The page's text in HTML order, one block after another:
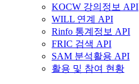
KOCW 강의정보 API
WILL 연계 API
Rinfo 통계정보 API
FRIC 검색 API
SAM 분석활용 API
활용 및 참여 현황